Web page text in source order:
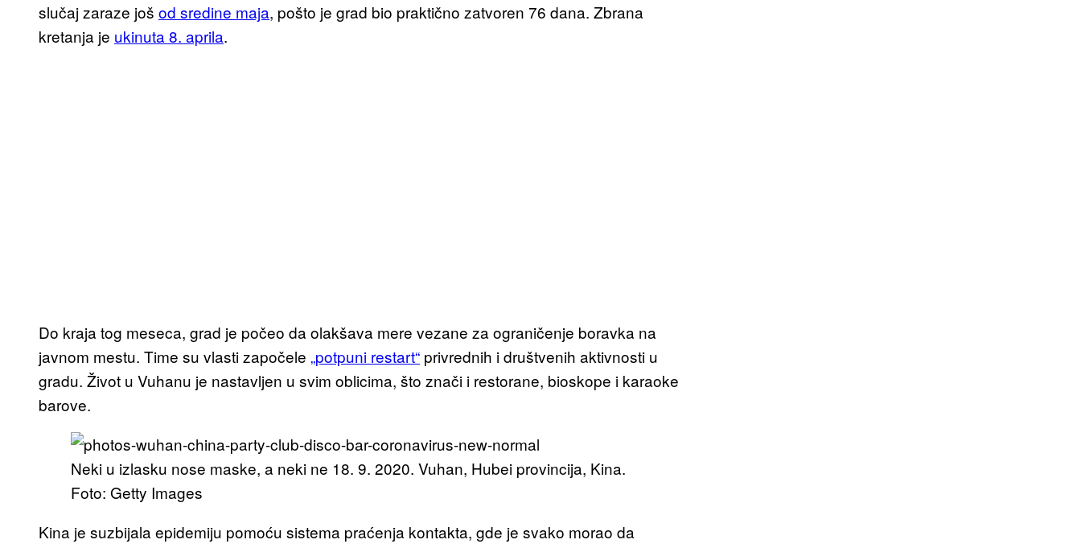
slučaj zaraze još od sredine maja, pošto je grad bio praktično zatvoren 76 dana. Zbrana
kretanja je ukinuta 8. aprila.
Do kraja tog meseca, grad je počeo da olakšava mere vezane za ograničenje boravka na
javnom mestu. Time su vlasti započele „potpuni restart“ privrednih i društvenih aktivnosti u
gradu. Život u Vuhanu je nastavljen u svim oblicima, što znači i restorane, bioskope i karaoke
barove.
Neki u izlasku nose maske, a neki ne 18. 9. 2020. Vuhan, Hubei provincija, Kina.
Foto: Getty Images
Kina je suzbijala epidemiju pomoću sistema praćenja kontakta, gde je svako morao da